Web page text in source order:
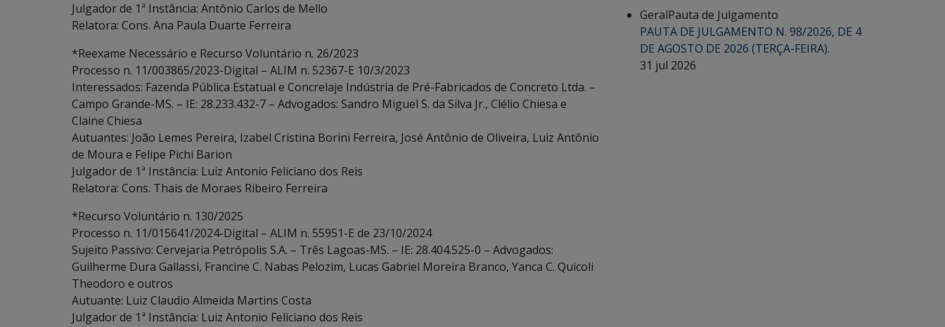
Julgador de 1ª Instância: Antônio Carlos de Mello
Relatora: Cons. Ana Paula Duarte Ferreira
*Reexame Necessário e Recurso Voluntário n. 26/2023
Processo n. 11/003865/2023-Digital – ALIM n. 52367-E 10/3/2023
Interessados: Fazenda Pública Estatual e Concrelaje Indústria de Pré-Fabricados de Concreto Ltda. –
Campo Grande-MS. – IE: 28.233.432-7 – Advogados: Sandro Miguel S. da Silva Jr., Clélio Chiesa e
Claine Chiesa
Autuantes: João Lemes Pereira, Izabel Cristina Borini Ferreira, José Antônio de Oliveira, Luiz Antônio
de Moura e Felipe Pichi Barion
Julgador de 1ª Instância: Luiz Antonio Feliciano dos Reis
Relatora: Cons. Thais de Moraes Ribeiro Ferreira
*Recurso Voluntário n. 130/2025
Processo n. 11/015641/2024-Digital – ALIM n. 55951-E de 23/10/2024
Sujeito Passivo: Cervejaria Petrópolis S.A. – Três Lagoas-MS. – IE: 28.404.525-0 – Advogados:
Guilherme Dura Gallassi, Francine C. Nabas Pelozim, Lucas Gabriel Moreira Branco, Yanca C. Quicoli
Theodoro e outros
Autuante: Luiz Claudio Almeida Martins Costa
Julgador de 1ª Instância: Luiz Antonio Feliciano dos Reis
GeralPauta de Julgamento
PAUTA DE JULGAMENTO N. 98/2026, DE 4
DE AGOSTO DE 2026 (TERÇA-FEIRA).
31 jul 2026